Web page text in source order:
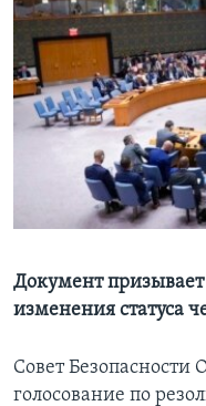
Learning English
СОЦИАЛЬНЫЕ СЕТИ
Языки
Документ
изменения статуса
Совет
голосование по